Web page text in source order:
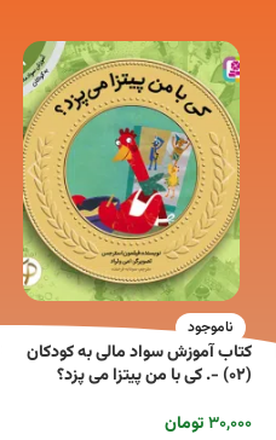
ناموجود
کتاب آموزش سواد مالی به کودکان
(۰۲) -. کی با من پیتزا می پزد؟
۳۰,۰۰۰تومان